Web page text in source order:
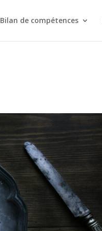
Bilan de compétences